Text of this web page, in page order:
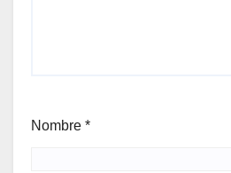
Nombre *